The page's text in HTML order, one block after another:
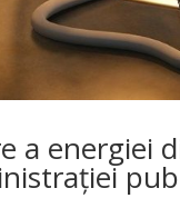
a energiei